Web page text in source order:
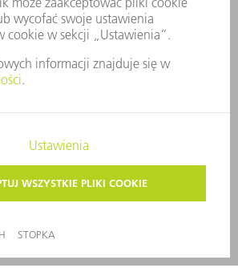
DZIAŁALNOŚCI Z REGULACJAMI
NIEPRAWIDŁOWOŚCI